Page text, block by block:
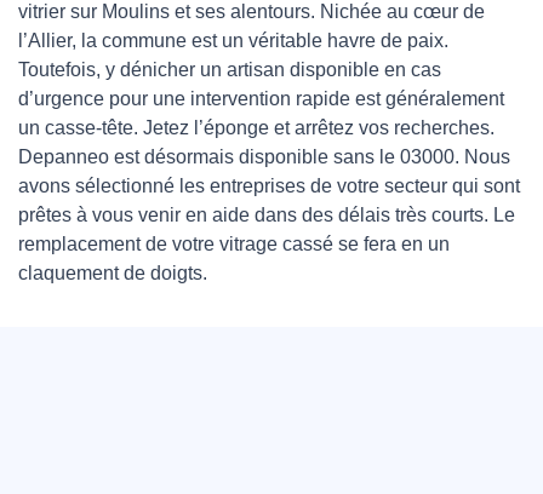
vitrier sur Moulins et ses alentours. Nichée au cœur de
l’Allier, la commune est un véritable havre de paix.
Toutefois, y dénicher un artisan disponible en cas
d’urgence pour une intervention rapide est généralement
un casse-tête. Jetez l’éponge et arrêtez vos recherches.
Depanneo est désormais disponible sans le 03000. Nous
avons sélectionné les entreprises de votre secteur qui sont
prêtes à vous venir en aide dans des délais très courts. Le
remplacement de votre vitrage cassé se fera en un
claquement de doigts.